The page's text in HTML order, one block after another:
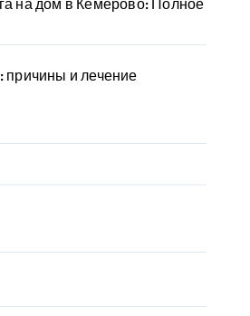
на дом в Кемерово: Полное
причины и лечение